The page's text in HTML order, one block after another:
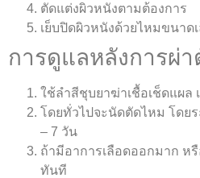
ตัดแต่งผิวหนังตามต้องการ
เย็บปิดผิวหนังด้วยไหมขนาด
การดูแลหลังการผ่า
ใช้ลำสีชุบยาฆ่าเชื้อเช็ดแผล
โดยทั่วไปจะนัดตัดไหม โดย
– 7 วัน
ถ้ามีอาการเลือดออกมาก ห
ทันที